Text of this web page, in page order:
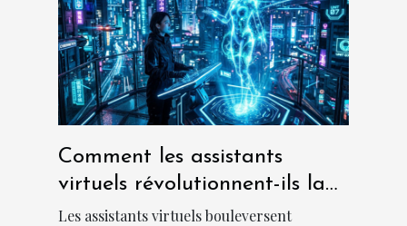
Comment les assistants
virtuels révolutionnent-ils la
communication en ligne ?
Les assistants virtuels bouleversent